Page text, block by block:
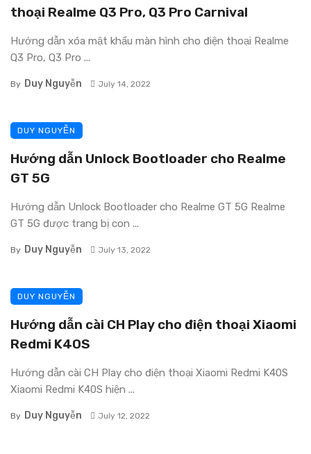
thoại Realme Q3 Pro, Q3 Pro Carnival
Hướng dẫn xóa mật khẩu màn hình cho điện thoại Realme
Q3 Pro, Q3 Pro ...
By Duy Nguyễn July 14, 2022
DUY NGUYỄN
Hướng dẫn Unlock Bootloader cho Realme
GT 5G
Hướng dẫn Unlock Bootloader cho Realme GT 5G Realme
GT 5G được trang bị con ...
By Duy Nguyễn July 13, 2022
DUY NGUYỄN
Hướng dẫn cài CH Play cho điện thoại Xiaomi
Redmi K40S
Hướng dẫn cài CH Play cho điện thoại Xiaomi Redmi K40S
Xiaomi Redmi K40S hiện ...
By Duy Nguyễn July 12, 2022